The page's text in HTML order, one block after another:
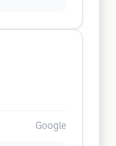
Google